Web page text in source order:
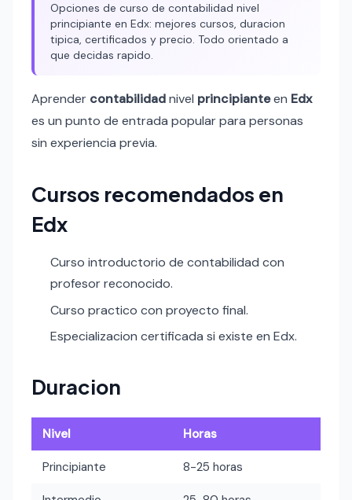
Opciones de curso de contabilidad nivel
principiante en Edx: mejores cursos, duracion
tipica, certificados y precio. Todo orientado a
que decidas rapido.
Aprender contabilidadnivel principianteen Edx
es un punto de entrada popular para personas
sin experiencia previa.
Cursos recomendados en
Edx
Curso introductorio de contabilidad con
profesor reconocido.
Curso practico con proyecto final.
Especializacion certificada si existe en Edx.
Duracion
Nivel Horas
Principiante 8-25 horas